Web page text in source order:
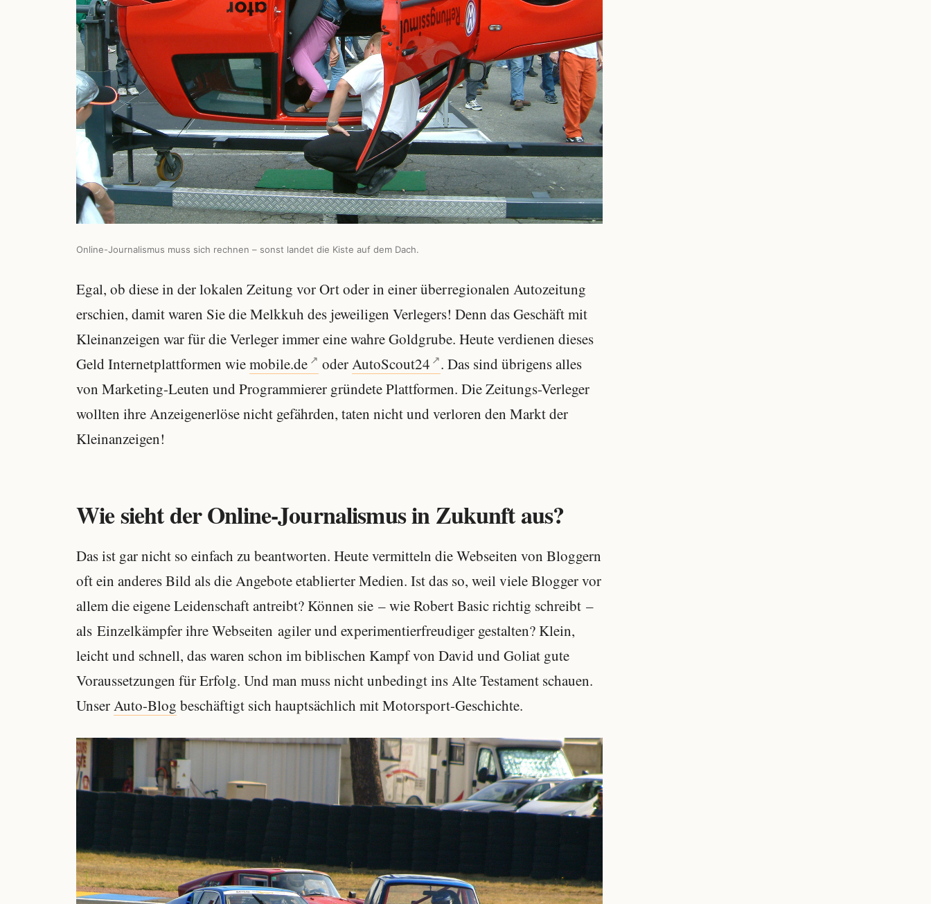
Online-Journalismus muss sich rechnen – sonst landet die Kiste auf dem Dach.
Egal, ob diese in der lokalen Zeitung vor Ort oder in einer überregionalen Autozeitung
erschien, damit waren Sie die Melkkuh des jeweiligen Verlegers! Denn das Geschäft mit
Kleinanzeigen war für die Verleger immer eine wahre Goldgrube. Heute verdienen dieses
Geld Internetplattformen wiemobile.de oder AutoScout24
. Das sind übrigens alles
von Marketing-Leuten und Programmierer gründete Plattformen. Die Zeitungs-Verleger
wollten ihre Anzeigenerlöse nicht gefährden, taten nicht und verloren den Markt der
Kleinanzeigen!
Wie sieht der Online-Journalismus in Zukunft aus?
Das ist gar nicht so einfach zu beantworten. Heute vermitteln die Webseiten von Bloggern
oft ein anderes Bild als die Angebote etablierter Medien. Ist das so, weil viele Blogger vor
allem die eigene Leidenschaft antreibt? Können sie – wie Robert Basic richtig schreibt –
als Einzelkämpfer ihre Webseiten agiler und experimentierfreudiger gestalten? Klein,
leicht und schnell, das waren schon im biblischen Kampf von David und Goliat gute
Voraussetzungen für Erfolg. Und man muss nicht unbedingt ins Alte Testament schauen.
UnserAuto-Blog beschäftigt sich hauptsächlich mit Motorsport-Geschichte.